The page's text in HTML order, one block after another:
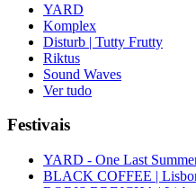
YARD
Komplex
Disturb | Tutty Frutty
Riktus
Sound Waves
Ver tudo
Festivais
YARD - One Last
BLACK COFFEE |